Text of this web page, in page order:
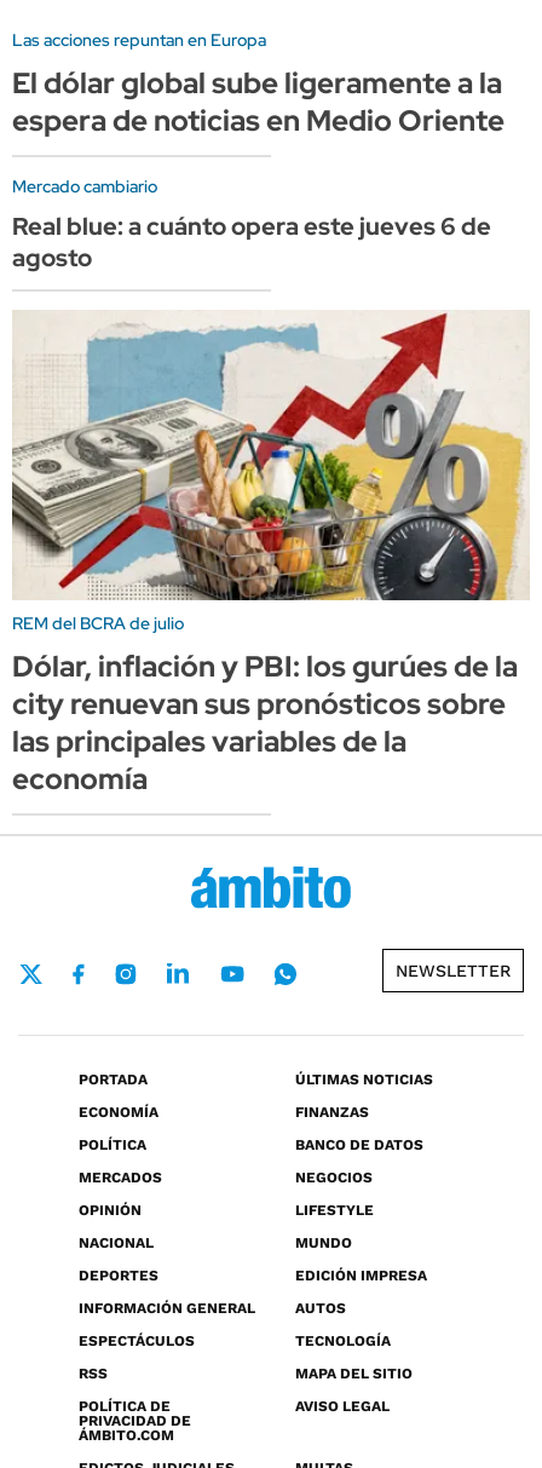
Las acciones repuntan en Europa
El dólar global sube ligeramente a la
espera de noticias en Medio Oriente
Mercado cambiario
Real blue: a cuánto opera este jueves 6 de
agosto
REM del BCRA de julio
Dólar, inflación y PBI: los gurúes de la
city renuevan sus pronósticos sobre
las principales variables de la
economía
NEWSLETTER
PORTADA
ÚLTIMAS NOTICIAS
ECONOMÍA
FINANZAS
POLÍTICA
BANCO DE DATOS
MERCADOS
NEGOCIOS
OPINIÓN
LIFESTYLE
NACIONAL
MUNDO
DEPORTES
EDICIÓN IMPRESA
INFORMACIÓN GENERAL
AUTOS
ESPECTÁCULOS
TECNOLOGÍA
RSS
MAPA DEL SITIO
POLÍTICA DE
PRIVACIDAD DE
ÁMBITO.COM
AVISO LEGAL